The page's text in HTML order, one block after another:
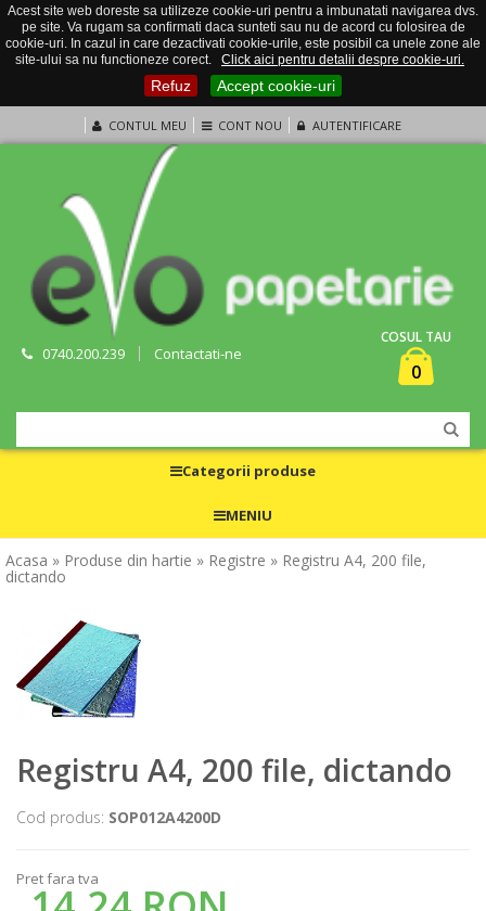
Acest site web doreste sa utilizeze cookie-uri pentru a imbunatati navigarea dvs.
pe site. Va rugam sa confirmati daca sunteti sau nu de acord cu folosirea de
cookie-uri. In cazul in care dezactivati cookie-urile, este posibil ca unele zone ale
site-ului sa nu functioneze corect.
Click aici pentru detalii despre cookie-uri.
Refuz Accept cookie-uri
CONTUL MEU CONT NOU AUTENTIFICARE
0740.200.239 Contactati-ne
COSUL TAU
0
Categorii produse
MENIU
Acasa » Produse din hartie » Registre » Registru A4, 200 file,
dictando
Registru A4, 200 file, dictando
Cod produs: SOP012A4200D
Pret fara tva